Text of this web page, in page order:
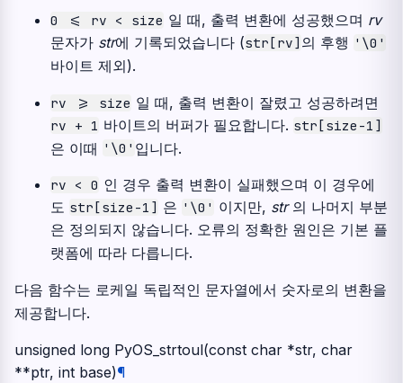
0 <= rv < size 일 때, 출력 변환에 성공했으며 rv
문자가 str에 기록되었습니다 (str[rv] 의 후행 '\0'
바이트 제외).
rv >= size 일 때, 출력 변환이 잘렸고 성공하려면
rv + 1 바이트의 버퍼가 필요합니다. str[size-1]
은 이때 '\0' 입니다.
rv < 0 인 경우 출력 변환이 실패했으며 이 경우에
도 str[size-1] 은 '\0' 이지만, str의 나머지 부분
은 정의되지 않습니다. 오류의 정확한 원인은 기본 플
랫폼에 따라 다릅니다.
다음 함수는 로케일 독립적인 문자열에서 숫자로의 변환을
제공합니다.
unsigned long PyOS_strtoul(const char *str, char
**ptr, int base)¶